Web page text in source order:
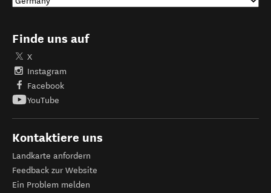
Finde uns auf
X
Instagram
Facebook
YouTube
Kontaktiere uns
Landkarte anfordern
Feedback zur Website
Ein Problem melden